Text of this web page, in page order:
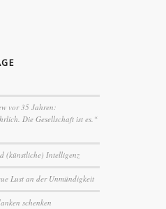
vor 35 Jahren:
Die Gesellschaft ist es.“
(künstliche) Intelligenz
Lust an der Unmündigkeit
schenken